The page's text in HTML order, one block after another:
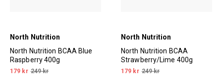
North Nutrition
North Nutrition BCAA Blue
Raspberry 400g
179 kr 249 kr
North Nutrition
North Nutrition BCAA
Strawberry/Lime 400g
179 kr 249 kr